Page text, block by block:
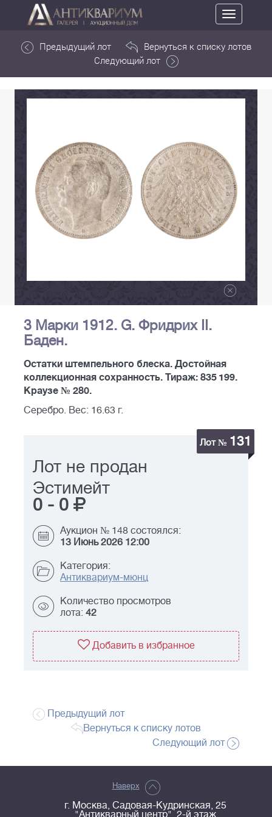
Toggle
navigation
Предыдущий лот
Вернуться к списку лотов
Следующий лот
3 Марки 1912. G. Фридрих II.
Баден.
Остатки штемпельного блеска. Достойная
коллекционная сохранность. Тираж: 835 199.
Краузе № 280.
Серебро. Вес: 16.63 г.
Лот № 131
Лот не продан
Эстимейт
0 - 0
Аукцион № 148 состоялся:
13 Июнь 2026 12:00
Категория:
Антиквариум-мюнц
Количество просмотров
лота: 42
Добавить в избранное
Предыдущий лот
Вернуться к списку лотов
Следующий лот
Наверх
г. Москва, Садовая-Кудринская, 25
"Антикварный центр", 2-й этаж